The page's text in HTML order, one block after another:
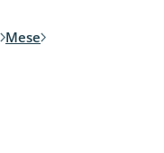
Mese